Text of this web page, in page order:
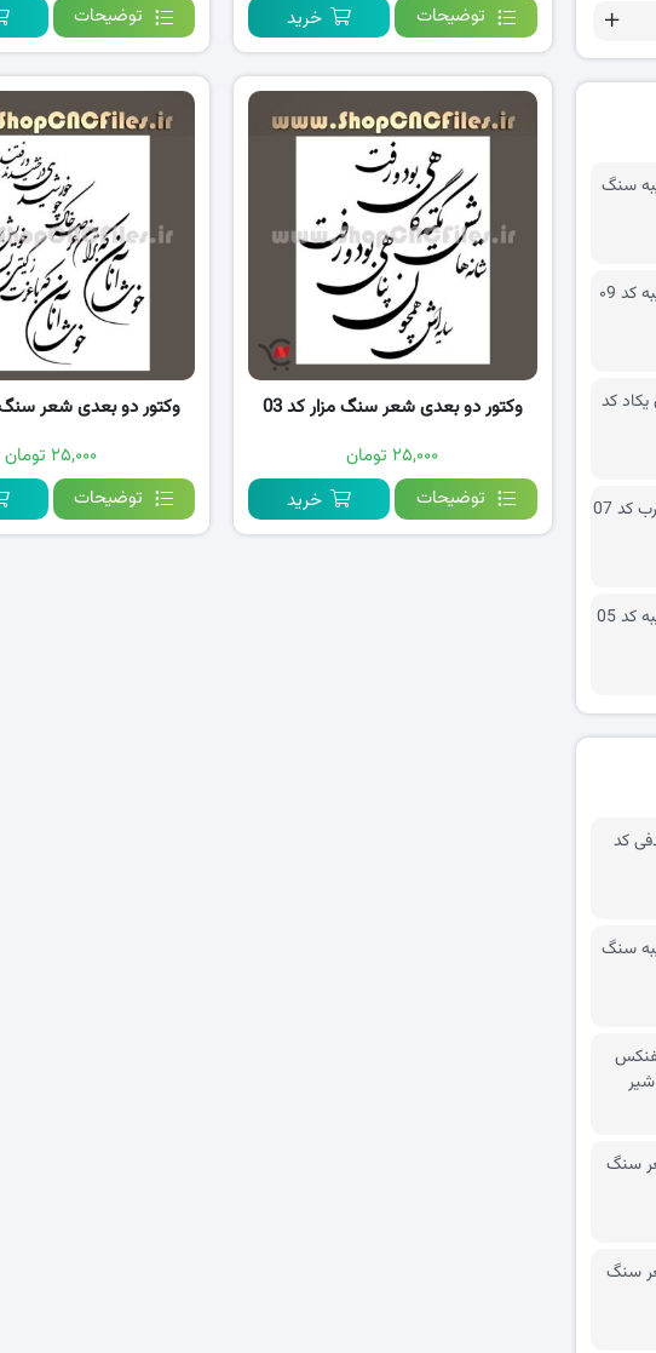
توضیحات
خرید
توضیحات
وکتور دو بعدی شعر سنگ مزار کد 03
۲۵,۰۰۰ تومان
توضیحات
خرید
وکتور دو بعدی شعر سنگ
۲۵,۰۰۰ تومان
توضیحات
سنگ
۰9
کد
07
05
کد
سنگ
شیر
سنگ
سنگ